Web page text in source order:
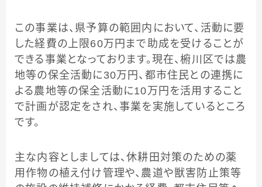
この事業は、県予算の範囲内において、活動に要
した経費の上限60万円まで助成を受けることが
できる事業となっております。現在、椨川区では農
地等の保全活動に30万円、都市住民との連携に
よる農地等の保全活動に10万円を活用すること
で計画が認定をされ、事業を実施しているところ
です。
主な内容としましては、休耕田対策のための薬
用作物の植え付け管理や、農道や獣害防止策等